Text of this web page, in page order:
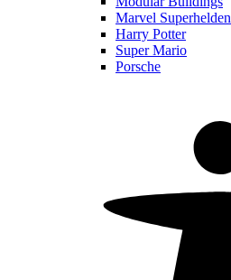
Marvel Superhelden
Harry Potter
Super Mario
Porsche